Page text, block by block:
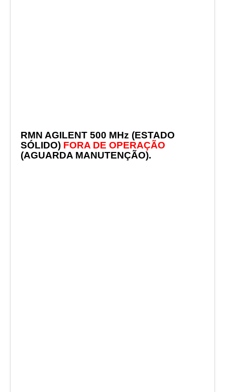
RMN AGILENT 500 MHz (ESTADO
SÓLIDO) FORA DE OPERAÇÃO
(AGUARDA MANUTENÇÃO).